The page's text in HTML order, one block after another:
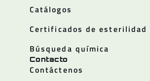
Catálogos
Certificados de esterilidad
Búsqueda química
Contacto
Contáctenos